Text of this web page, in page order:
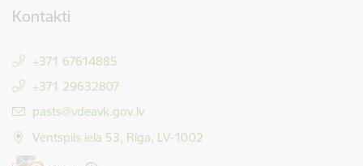
Kontakti
+371 67614885
+371 29632807
E-pasts:
pasts@vdeavk.gov.lv
Ventspils iela 53, Rīga, LV-1002